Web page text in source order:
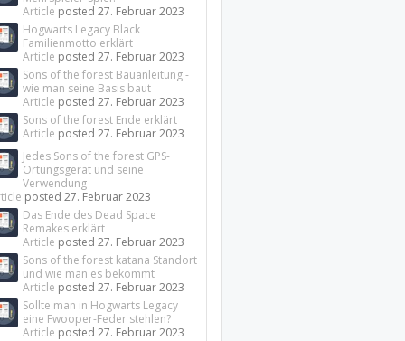
Article posted27. Februar 2023
Hogwarts Legacy Black
Familienmotto erklärt
Article posted27. Februar 2023
Sons of the forest Bauanleitung -
wie man seine Basis baut
Article posted27. Februar 2023
Sons of the forest Ende erklärt
Article posted27. Februar 2023
Jedes Sons of the forest GPS-
Ortungsgerät und seine
Verwendung
posted27. Februar 2023
Das Ende des Dead Space
Remakes erklärt
Article posted27. Februar 2023
Sons of the forest katana Standort
und wie man es bekommt
Article posted27. Februar 2023
Sollte man in Hogwarts Legacy
eine Fwooper-Feder stehlen?
Article posted27. Februar 2023